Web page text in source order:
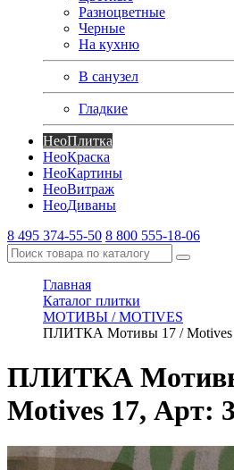
Разноцветные
Черные
На кухню
В санузел
Гладкие
НеоПлитка
НеоКраска
НеоКартины
НеоВитраж
НеоДиваны
8 495 374-55-50 8 800 555-18-06
Главная
Каталог плитки
МОТИВЫ / MOTIVES
ПЛИТКА Мотивы 17 / Motives
ПЛИТКА
Motives 17, Арт: